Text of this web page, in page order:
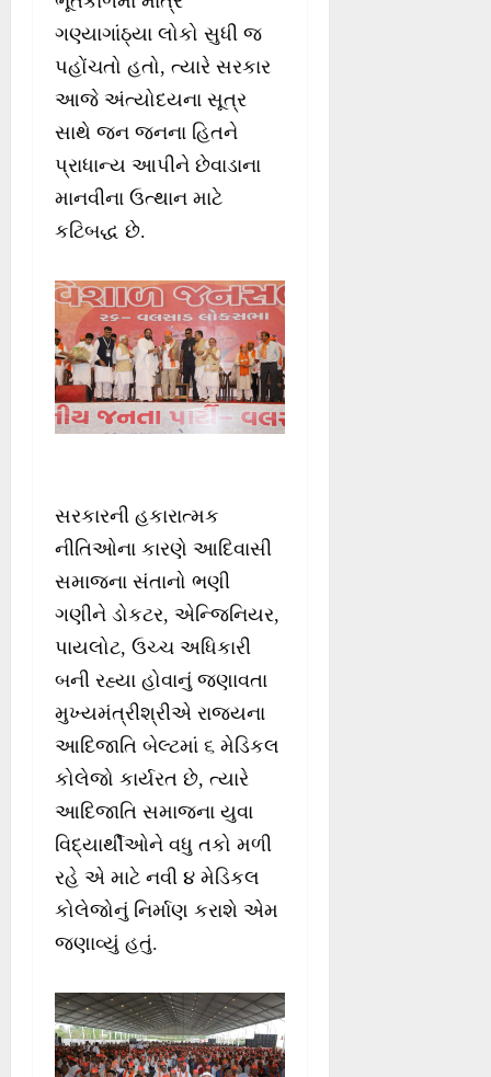
ગણ્યાગાંઠ્યા લોકો સુધી જ
પહોંચતો હતો, ત્યારે સરકાર
આજે અંત્યોદયના સૂત્ર
સાથે જન જનના હિતને
પ્રાધાન્ય આપીને છેવાડાના
માનવીના ઉત્થાન માટે
કટિબદ્ધ છે.
સરકારની હકારાત્મક
નીતિઓના કારણે આદિવાસી
સમાજના સંતાનો ભણી
ગણીને ડોકટર, એન્જિનિયર,
પાયલોટ, ઉચ્ચ અધિકારી
બની રહ્યા હોવાનું જણાવતા
મુખ્યમંત્રીશ્રીએ રાજ્યના
આદિજાતિ બેલ્ટમાં ૬ મેડિકલ
કોલેજો કાર્યરત છે, ત્યારે
આદિજાતિ સમાજના યુવા
વિદ્યાર્થીઓને વધુ તકો મળી
રહે એ માટે નવી ૪ મેડિકલ
કોલેજોનું નિર્માણ કરાશે એમ
જણાવ્યું હતું.